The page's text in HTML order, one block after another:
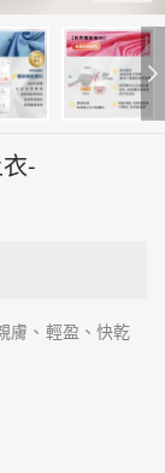
-
膚、輕盈、快乾